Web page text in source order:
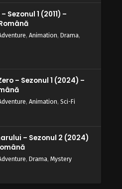
– Sezonul 2 Episodul 1
de rang E nu-i așa?
ești de rang E nu-i așa? - 30
Sezonul 1 (2011) –
, Animation, Drama,
– Sezonul 1 (2024) –
, Animation, Sci-Fi
– Sezonul 2 (2024)
, Drama, Mystery